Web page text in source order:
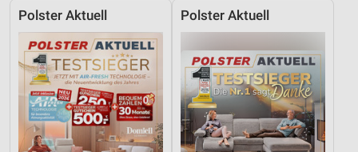
Polster Aktuell Polster Aktuell